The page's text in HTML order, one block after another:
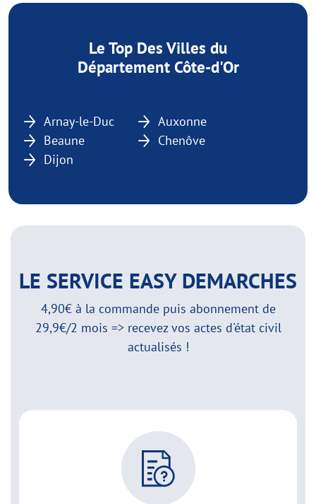
Le Top Des Villes du
Département Côte-d'Or
Arnay-le-Duc
Auxonne
Beaune
Chenôve
Dijon
LE SERVICE EASY DEMARCHES
4,90€ à la commande puis abonnement de
29,9€/2 mois => recevez vos actes d'état civil
actualisés !